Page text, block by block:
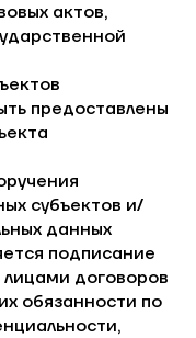
актов,
предоставлены
субъектов и/
данных
подписание
договоров
обязанности по